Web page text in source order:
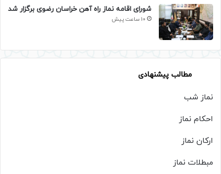
شورای اقامه نماز راه آهن خراسان رضوی برگزار شد
10 ساعت پیش
مطالب پیشنهادی
نماز شب
احکام نماز
ارکان نماز
مبطلات نماز